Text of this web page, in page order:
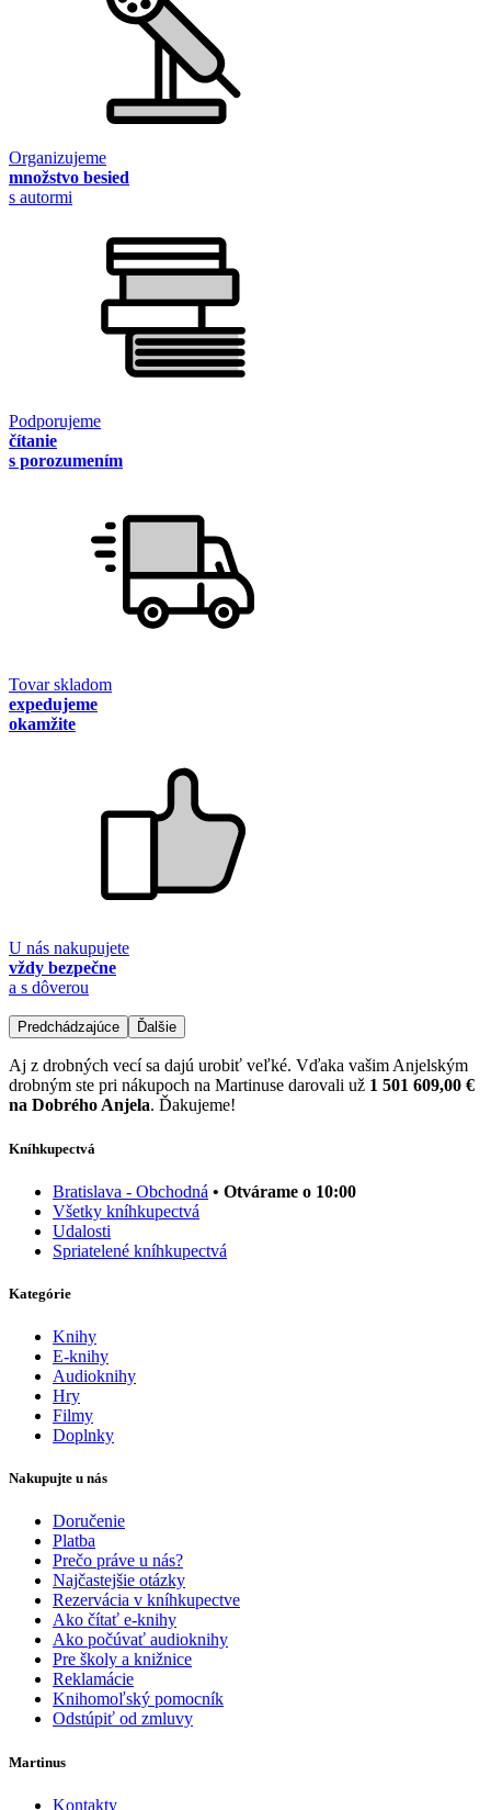
Organizujeme
množstvo besied
s autormi
Podporujeme
čítanie
s porozumením
Tovar skladom
expedujeme
okamžite
U nás nakupujete
vždy bezpečne
a s dôverou
Predchádzajúce Ďalšie
Aj z drobných vecí sa dajú urobiť veľké. Vďaka vašim Anjelským
drobným ste pri nákupoch na Martinuse darovali už 1 501 609,00 €
na Dobrého Anjela. Ďakujeme!
Kníhkupectvá
Bratislava - Obchodná • Otvárame o 10:00
Všetky kníhkupectvá
Udalosti
Spriatelené kníhkupectvá
Kategórie
Knihy
E-knihy
Audioknihy
Hry
Filmy
Doplnky
Nakupujte u nás
Doručenie
Platba
Prečo práve u nás?
Najčastejšie otázky
Rezervácia v kníhkupectve
Ako čítať e-knihy
Ako počúvať audioknihy
Pre školy a knižnice
Reklamácie
Knihomoľský pomocník
Odstúpiť od zmluvy
Martinus
Kontakty